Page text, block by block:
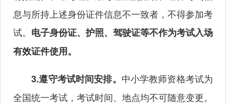
息与所持上述身份证件信息不一致者，不得参加考
试。 电子身份证、护照、驾驶证等不作为考试入场
有效证件使用。
3.遵守考试时间安排。 中小学教师资格考试为
全国统一考试，考试时间、地点均不可随意变更。